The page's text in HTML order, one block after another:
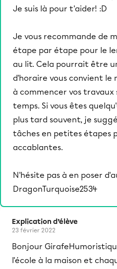
Je suis là pour t'aider! :D
Je vous recommande de
étape par étape pour le
au lit. Cela pourrait être
d'horaire vous convient
à commencer vos
temps. Si vous êtes
plus tard souvent, je
tâches en petites étapes
accablantes.
N'hésite pas à en poser
DragonTurquoise2534
Explication d’élève
23 février 2022
Bonjour
l'école à la maison et